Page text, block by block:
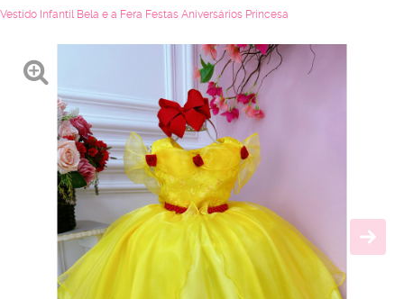
Vestido Infantil Bela e a Fera Festas Aniversários Princesa